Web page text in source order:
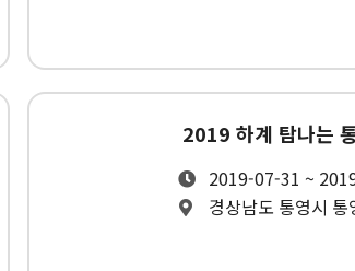
2019 하계 탐나는
2019-07-31 ~
경상남도 통영시